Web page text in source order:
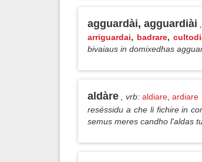
agguardài, agguardiài
arriguardai, badrare,
bivaiaus in domixedhas
aldàre , vrb: aldiare ,ardiare
reséssidu a che li fichire in
semus meres candho l'aldas